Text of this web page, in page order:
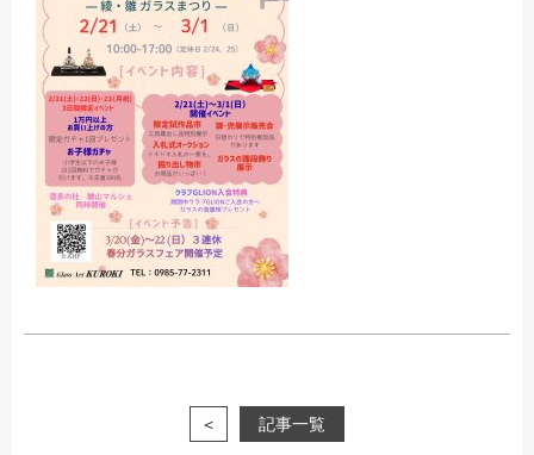
＜ 記事一覧